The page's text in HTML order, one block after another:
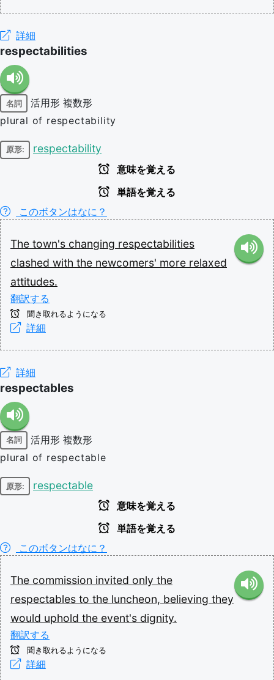
詳細
respectabilities
名詞 活用形 複数形
plural of respectability
原形: respectability
意味を覚える
単語を覚える
このボタンはなに？
The town's changing respectabilities
clashed with the newcomers' more relaxed
attitudes.
翻訳する
聞き取れるようになる
詳細
詳細
respectables
名詞 活用形 複数形
plural of respectable
原形: respectable
意味を覚える
単語を覚える
このボタンはなに？
The commission invited only the
respectables to the luncheon, believing they
would uphold the event's dignity.
翻訳する
聞き取れるようになる
詳細